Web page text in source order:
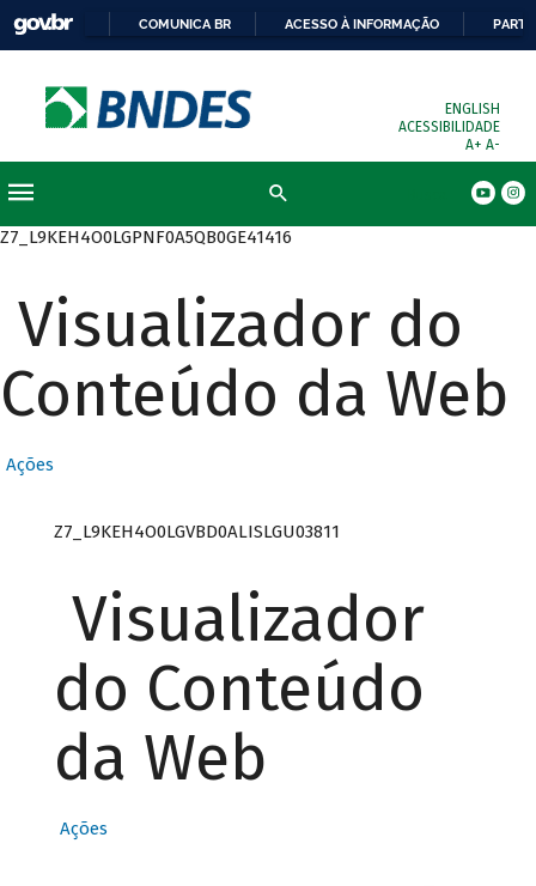
COMUNICA BR ACESSO À INFORMAÇÃO
ENGLISH
ACESSIBILIDADE
A+ A-
Z7_L9KEH4O0LGPNF0A5QB0GE41416
Visualizador do
Conteúdo da Web
Ações
Z7_L9KEH4O0LGVBD0ALISLGU03811
Visualizador
do Conteúdo
da Web
Ações